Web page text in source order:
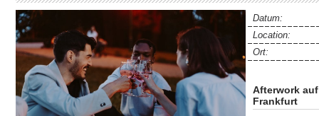
Datum:
Location:
Ort:
Afterwork
Frankfurt